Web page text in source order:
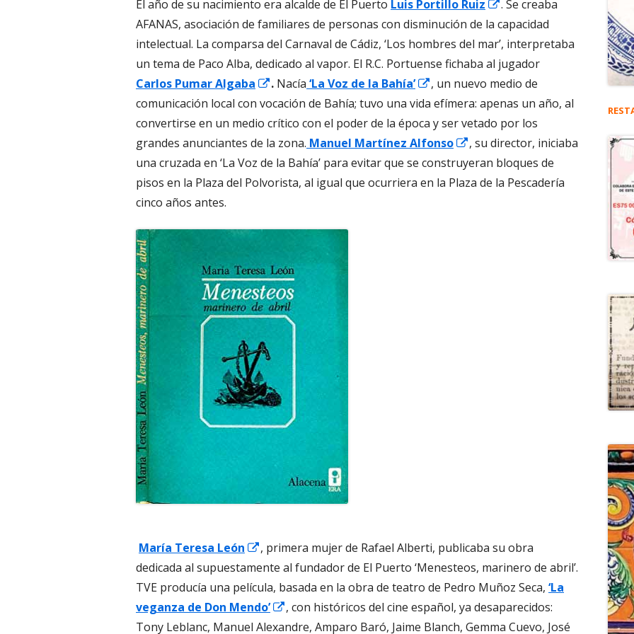
El año de su nacimiento era alcalde de El Puerto Luis Portillo Ruiz
Abrir
en
una
ventana
nueva
. Se creaba
AFANAS, asociación de familiares de personas con disminución de la capacidad
intelectual. La comparsa del Carnaval de Cádiz, ‘Los hombres del mar’, interpretaba
un tema de Paco Alba, dedicado al vapor. El R.C. Portuense fichaba al jugador
Carlos Pumar Algaba
Abrir
en
una
ventana
nueva
. Nacía ‘La Voz de la Bahía’
Abrir
en
una
ventana
nueva
, un nuevo medio de
comunicación local con vocación de Bahía; tuvo una vida efímera: apenas un año, al
convertirse en un medio crítico con el poder de la época y ser vetado por los
grandes anunciantes de la zona. Manuel Martínez Alfonso
Abrir
en
una
, su director, iniciaba
una cruzada en ‘La Voz de la Bahía’ para evitar que se construyeran bloques de
pisos en la Plaza del Polvorista, al igual que ocurriera en la Plaza de la Pescadería
cinco años antes.
María Teresa León
Abrir
en
una
ventana
nueva
, primera mujer de Rafael Alberti, publicaba su obra
dedicada al supuestamente al fundador de El Puerto ‘Menesteos, marinero de abril’.
TVE producía una película, basada en la obra de teatro de Pedro Muñoz Seca, ‘La
veganza de Don Mendo’
Abrir
en
, con históricos del cine español, ya desaparecidos:
Tony Leblanc, Manuel Alexandre, Amparo Baró, Jaime Blanch, Gemma Cuevo, José